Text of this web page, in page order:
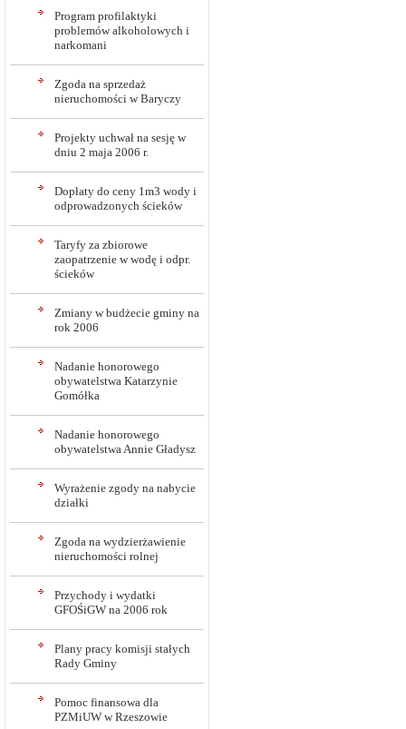
Program profilaktyki
problemów alkoholowych i
narkomani
Zgoda na sprzedaż
nieruchomości w Baryczy
Projekty uchwał na sesję w
dniu 2 maja 2006 r.
Dopłaty do ceny 1m3 wody i
odprowadzonych ścieków
Taryfy za zbiorowe
zaopatrzenie w wodę i odpr.
ścieków
Zmiany w budżecie gminy na
rok 2006
Nadanie honorowego
obywatelstwa Katarzynie
Gomółka
Nadanie honorowego
obywatelstwa Annie Gładysz
Wyrażenie zgody na nabycie
działki
Zgoda na wydzierżawienie
nieruchomości rolnej
Przychody i wydatki
GFOŚiGW na 2006 rok
Plany pracy komisji stałych
Rady Gminy
Pomoc finansowa dla
PZMiUW w Rzeszowie